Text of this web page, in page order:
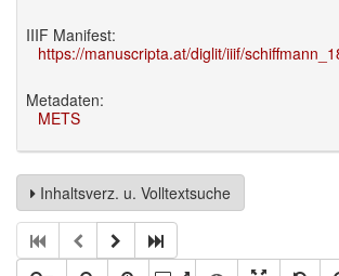
IIIF Manifest:
https://manuscripta.at/diglit/iiif/
Metadaten:
METS
Inhaltsverz. u. Volltextsuche